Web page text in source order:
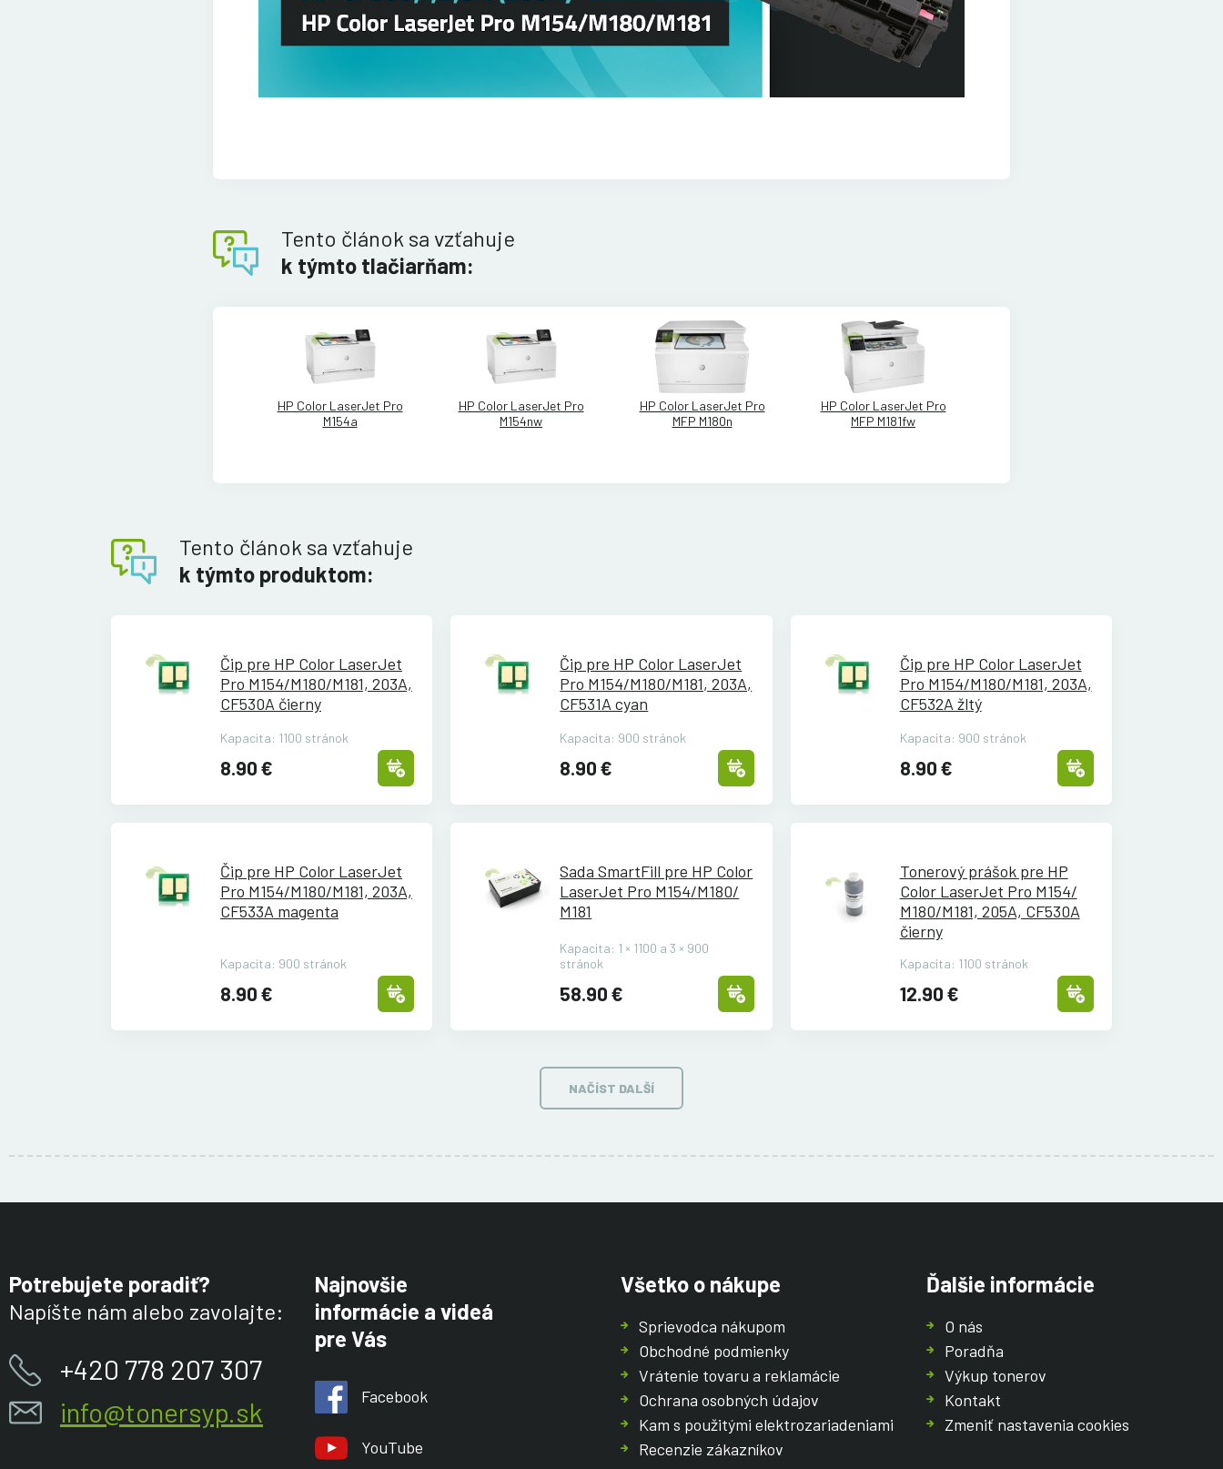
Tento článok sa vzťahuje
k týmto tlačiarňam:
HP Color LaserJet Pro
M154a
HP Color LaserJet Pro
M154nw
HP Color LaserJet Pro
MFP M180n
HP Color LaserJet Pro
MFP M181fw
Tento článok sa vzťahuje
k týmto produktom:
Čip pre HP Color LaserJet
Pro M154/M180/M181, 203A,
CF530A čierny
Kapacita: 1100 stránok
8.90 €
Čip pre HP Color LaserJet
Pro M154/M180/M181, 203A,
CF531A cyan
Kapacita: 900 stránok
8.90 €
Čip pre HP Color LaserJet
Pro M154/M180/M181, 203A,
CF532A žltý
Kapacita: 900 stránok
8.90 €
Čip pre HP Color LaserJet
Pro M154/M180/M181, 203A,
CF533A magenta
Kapacita: 900 stránok
8.90 €
Sada SmartFill pre HP Color
LaserJet Pro M154/M180/
M181
Kapacita: 1 × 1100 a 3 × 900
stránok
58.90 €
Tonerový prášok pre HP
Color LaserJet Pro M154/
M180/M181, 205A, CF530A
čierny
Kapacita: 1100 stránok
12.90 €
NAČÍST DALŠÍ
Potrebujete poradiť?
Napíšte nám alebo zavolajte:
+420 778 207 307
info@tonersyp.sk
Najnovšie
informácie a videá
pre Vás
Facebook
YouTube
Všetko o nákupe
Sprievodca nákupom
Obchodné podmienky
Vrátenie tovaru a reklamácie
Ochrana osobných údajov
Kam s použitými elektrozariadeniami
Recenzie zákazníkov
Ďalšie informácie
O nás
Poradňa
Výkup tonerov
Kontakt
Zmeniť nastavenia cookies